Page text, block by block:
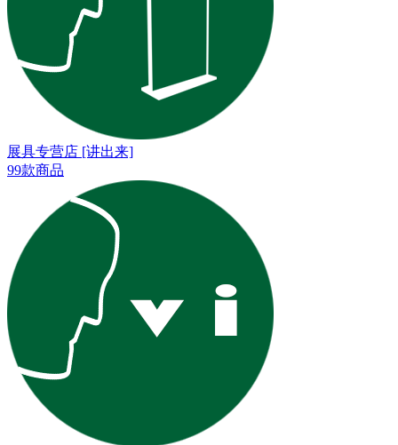
展具专营店 [讲出来]
99款商品